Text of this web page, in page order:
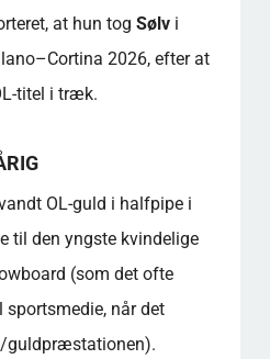
at hun tog Sølvi
2026, efter at
titel i træk.
OL-guld i halfpipe i
til den yngste kvindelige
(som det ofte
når det
guldpræstationen).